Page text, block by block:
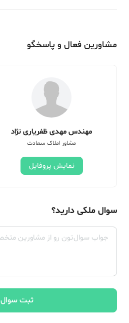
مشاورین فعال و پاسخگو
مهندس مهدی ظفریاری نژاد
مشاور املاک سعادت
نمایش پروفایل
سوال ملکی دارید؟
ثبت سوال